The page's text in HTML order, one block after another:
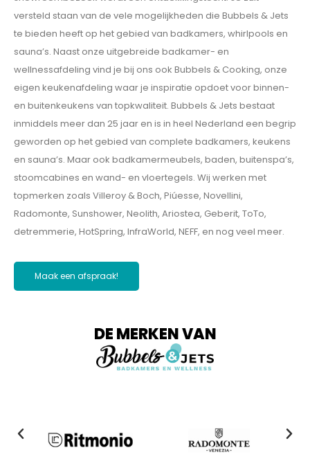
versteld staan van de vele mogelijkheden die Bubbels & Jets
te bieden heeft op het gebied van badkamers, whirlpools en
sauna’s. Naast onze uitgebreide badkamer- en
wellnessafdeling vind je bij ons ook Bubbels & Cooking, onze
eigen keukenafdeling waar je inspiratie opdoet voor binnen-
en buitenkeukens van topkwaliteit. Bubbels & Jets bestaat
inmiddels meer dan 25 jaar en is in heel Nederland een begrip
geworden op het gebied van complete badkamers, keukens
en sauna’s. Maar ook badkamermeubels, baden, buitenspa’s,
stoomcabines en wand- en vloertegels. Wij werken met
topmerken zoals Villeroy & Boch, Piúesse, Novellini,
Radomonte, Sunshower, Neolith, Ariostea, Geberit, ToTo,
detremmerie, HotSpring, InfraWorld, NEFF, en nog veel meer.
Maak een afspraak!
DE MERKEN VAN